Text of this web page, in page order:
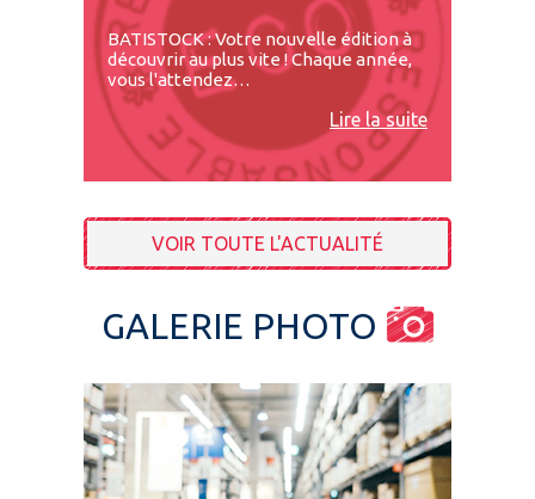
BATISTOCK : Votre nouvelle édition à
découvrir au plus vite ! Chaque année,
vous l'attendez…
Lire la suite
VOIR TOUTE L'ACTUALITÉ
GALERIE PHOTO